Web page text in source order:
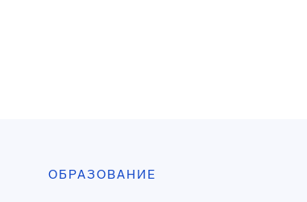
ОБРАЗОВАНИЕ